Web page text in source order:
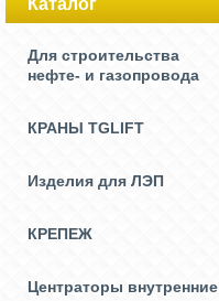
Каталог
Для строительства
нефте- и газопровода
КРАНЫ TGLIFT
Изделия для ЛЭП
КРЕПЕЖ
Центраторы внутренние